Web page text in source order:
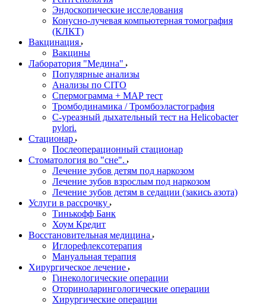
Эндоскопические исследования
Конусно-лучевая компьютерная томография
(КЛКТ)
Вакцинация
Вакцины
Лаборатория "Медина"
Популярные анализы
Анализы по CITO
Спермограмма + МАР тест
Тромбодинамика / Тромбоэластография
С-уреазный дыхательный тест на Helicobacter
pylori.
Стационар
Послеоперационный стационар
Стоматология во "сне".
Лечение зубов детям под наркозом
Лечение зубов взрослым под наркозом
Лечение зубов детям в седации (закись азота)
Услуги в рассрочку
Тинькофф Банк
Хоум Кредит
Восстановительная медицина
Иглорефлексотерапия
Мануальная терапия
Хирургическое лечение
Гинекологические операции
Оториноларингологические операции
Хирургические операции